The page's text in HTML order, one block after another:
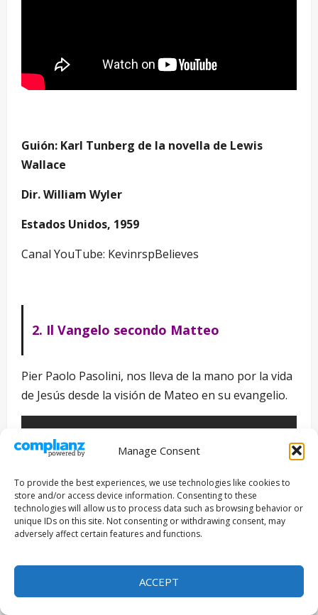
Manage Consent
To provide the best experiences, we use technologies like cookies to
store and/or access device information. Consenting to these
technologies will allow us to process data such as browsing behavior or
unique IDs on this site. Not consenting or withdrawing consent, may
adversely affect certain features and functions.
ACCEPT
Guión: Karl Tunberg de la novella de Lewis
Wallace
Dir. William Wyler
Estados Unidos, 1959
Canal YouTube: KevinrspBelieves
2. Il Vangelo secondo Matteo
Pier Paolo Pasolini, nos lleva de la mano por la vida
de Jesús desde la visión de Mateo en su evangelio.